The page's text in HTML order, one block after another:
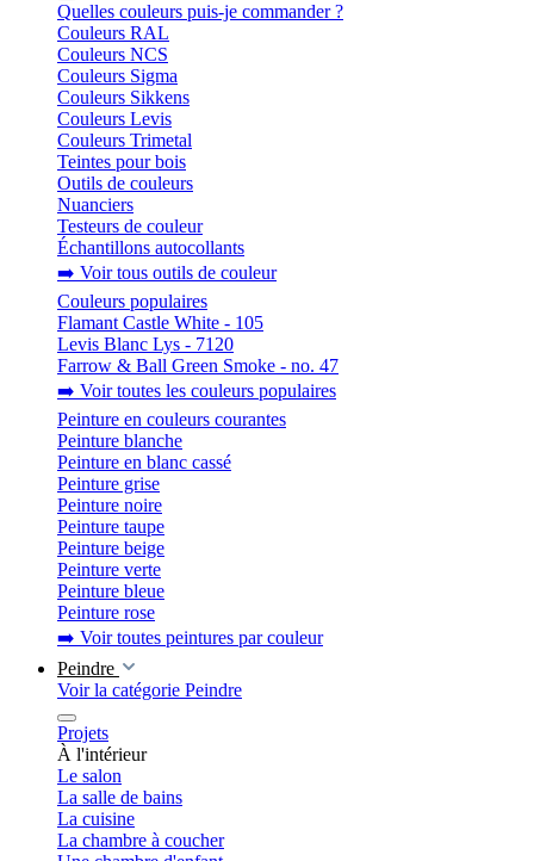
Quelles couleurs puis-je commander ?
Couleurs RAL
Couleurs NCS
Couleurs Sigma
Couleurs Sikkens
Couleurs Levis
Couleurs Trimetal
Teintes pour bois
Outils de couleurs
Nuanciers
Testeurs de couleur
Échantillons autocollants
➡️ Voir tous outils de couleur
Couleurs populaires
Flamant Castle White - 105
Levis Blanc Lys - 7120
Farrow & Ball Green Smoke - no. 47
➡️ Voir toutes les couleurs populaires
Peinture en couleurs courantes
Peinture blanche
Peinture en blanc cassé
Peinture grise
Peinture noire
Peinture taupe
Peinture beige
Peinture verte
Peinture bleue
Peinture rose
➡️ Voir toutes peintures par couleur
Peindre
Voir la catégorie Peindre
Projets
À l'intérieur
Le salon
La salle de bains
La cuisine
La chambre à coucher